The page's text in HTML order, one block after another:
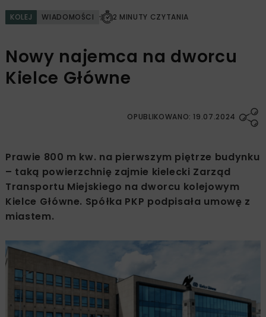
KOLEJ WIADOMOŚCI 2 MINUTY CZYTANIA
Nowy najemca na dworcu
Kielce Główne
OPUBLIKOWANO: 19.07.2024
Prawie 800 m kw. na pierwszym piętrze budynku
– taką powierzchnię zajmie kielecki Zarząd
Transportu Miejskiego na dworcu kolejowym
Kielce Główne. Spółka PKP podpisała umowę z
miastem.